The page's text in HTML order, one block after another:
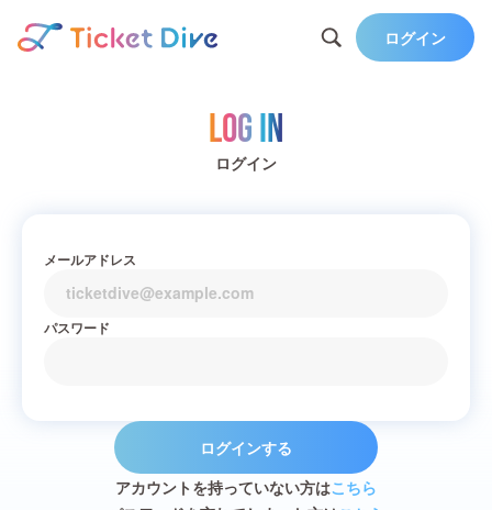
ログイン
Log in
ログイン
メールアドレス
パスワード
ログインする
アカウントを持っていない方はこちら